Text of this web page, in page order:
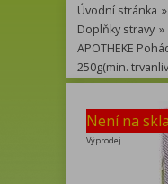
Úvodní stránka »
Doplňky stravy »
APOTHEKE
250g(min.
Není na
Výprodej